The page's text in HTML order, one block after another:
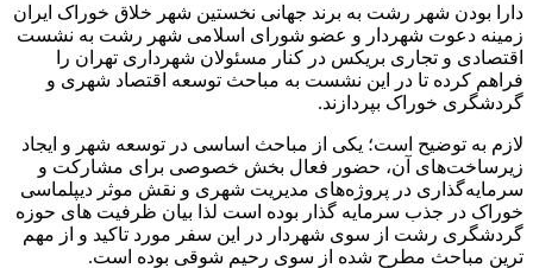
دارا بودن شهر رشت به برند جهانی نخستین شهر خلاق خوراک ایران
زمینه دعوت شهردار و عضو شورای اسلامی شهر رشت به نشست
اقتصادی و تجاری بریکس در کنار مسئولان شهرداری تهران را
فراهم کرده تا در این نشست به مباحث توسعه اقتصاد شهری و
گردشگری خوراک بپردازند.
لازم به توضیح است؛ یکی از مباحث اساسی در توسعه‌ شهر و ایجاد
زیرساخت‌های آن، حضور فعال بخش خصوصی برای مشارکت و
سرمایه‌گذاری در پروژه‌های مدیریت شهری و نقش موثر دیپلماسی
خوراک در جذب سرمایه گذار بوده است لذا بیان ظرفیت های حوزه
گردشگری رشت از سوی شهردار در این سفر مورد تاکید و از مهم
ترین مباحث مطرح شده از سوی رحیم شوقی بوده است.